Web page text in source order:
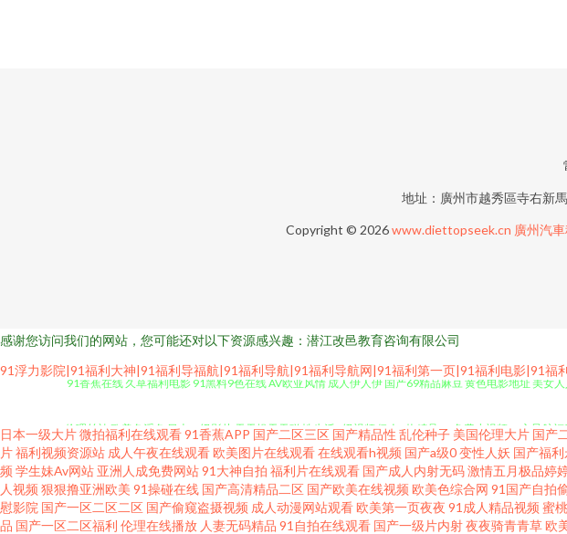
地址：廣州市越秀區寺右新
Copyright © 2026www.diettopseek.cn 廣州汽
感谢您访问我们的网站，您可能还对以下资源感兴趣：潜江改邑教育咨询有限公司
91浮力影院|91福利大神|91福利导福航|91福利导航|91福利导航网|91福利第一页|91福利电影|91福
91香蕉在线 久草福利电影 91黑料9色在线 AV欧亚风情 成人伊人伊 国产69精品麻豆 黄色电影地址 美女
义系列 久久黄色网 日本成人中文 五月婷婷操逼 91熟女视领 成人超碰 国内精品1000 九九性爱网 亚洲
在线 91次云 91资源超碰总站 变态另类成人 大香蕉伊人粉红 黄色三级网站 蜜芽精品777 青青草操逼视
日本一级大片微拍福利在线观看91香蕉APP 国产二区三区 国产精品性 乱伦种子 美国伦理大片 国产
片福利视频资源站 成人午夜在线观看欧美图片在线观看在线观看h视频 国产a级0变性人妖 国产福利
频 学生妹Av网站 亚洲人成免费网站91大神自拍 福利片在线观看 国产成人内射无码激情五月极品婷
人视频 狠狠撸亚洲欧美 91操碰在线 国产高清精品二区 国产欧美在线视频 欧美色综合网 91国产自拍
慰影院 国产一区二区二区 国产偷窥盗摄视频 成人动漫网站观看欧美第一页夜夜 91成人精品视频 蜜
品 国产一区二区福利 伦理在线播放 人妻无码精品 91自拍在线观看 国产一级片内射夜夜骑青青草欧